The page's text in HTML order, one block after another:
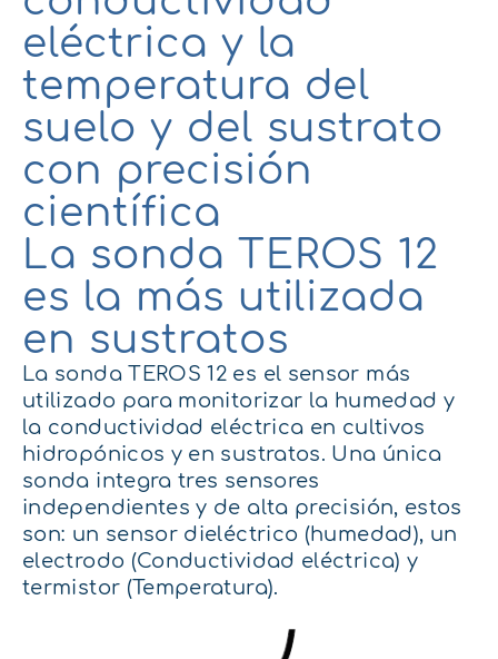
eléctrica y la
temperatura del
suelo y del sustrato
con precisión
científica
La sonda TEROS 12
es la más utilizada
en sustratos
La sonda TEROS 12 es el sensor más
utilizado para monitorizar la humedad y
la conductividad eléctrica en cultivos
hidropónicos y en sustratos. Una única
sonda integra tres sensores
independientes y de alta precisión, estos
son: un sensor dieléctrico (humedad), un
electrodo (Conductividad eléctrica) y
termistor (Temperatura).